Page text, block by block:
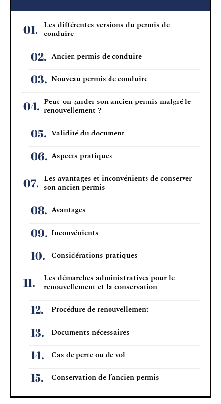
Les différentes versions du permis de
conduire
Ancien permis de conduire
Nouveau permis de conduire
Peut-on garder son ancien permis malgré le
renouvellement ?
Validité du document
Aspects pratiques
Les avantages et inconvénients de conserver
son ancien permis
Avantages
Inconvénients
Considérations pratiques
Les démarches administratives pour le
renouvellement et la conservation
Procédure de renouvellement
Documents nécessaires
Cas de perte ou de vol
Conservation de l’ancien permis